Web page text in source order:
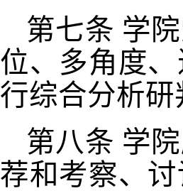
第七条 学
位、多角度
行综合分析
第八条 学
荐和考察、